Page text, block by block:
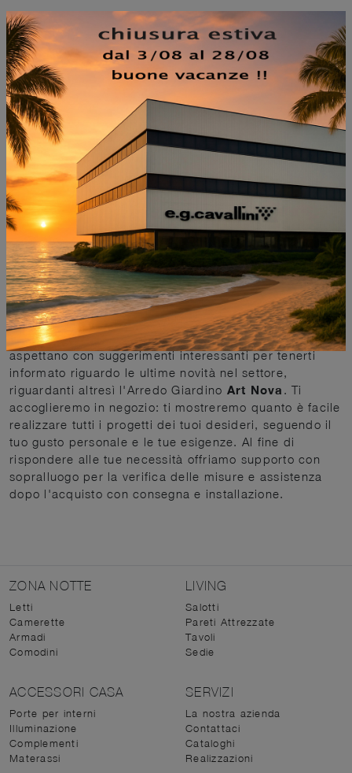
PRODOTTI PER ESTERNI
MARCA
MATERIALE
ARREDO GIARDINO ART NOVA
Attualmente impreziosire i locali interni con classe e
charme, con attenzione verso differenti finiture e
particolari attuali, è di rilievo. Sei intenzionato a
allestire i tuoi spazi conArredo Giardinodi firme
eccellenti, con lo scopo di unire design unico e
materiali di prima scelta? I nostri arredatori ti
aspettano con suggerimenti interessanti per tenerti
informato riguardo le ultime novità nel settore,
riguardanti altresì l'Arredo Giardino Art Nova . Ti
accoglieremo in negozio: ti mostreremo quanto è facile
realizzare tutti i progetti dei tuoi desideri, seguendo il
tuo gusto personale e le tue esigenze. Al fine di
rispondere alle tue necessità offriamo supporto con
sopralluogo per la verifica delle misure e assistenza
dopo l'acquisto con consegna e installazione.
ZONA NOTTE
Letti
Camerette
Armadi
Comodini
LIVING
Salotti
Pareti Attrezzate
Tavoli
Sedie
ACCESSORI CASA
Porte per interni
Illuminazione
Complementi
Materassi
SERVIZI
La nostra azienda
Contattaci
Cataloghi
Realizzazioni